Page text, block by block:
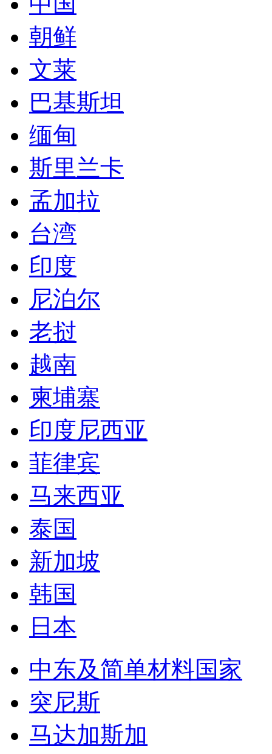
朝鲜
文莱
巴基斯坦
缅甸
斯里兰卡
孟加拉
台湾
印度
尼泊尔
老挝
越南
柬埔寨
印度尼西亚
菲律宾
马来西亚
泰国
新加坡
韩国
日本
中东及简单材料国家
突尼斯
马达加斯加